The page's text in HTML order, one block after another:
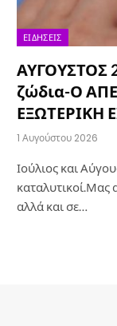
ΕΙΔΉΣΕΙΣ
ΑΥΓΟΥΣΤΟΣ
ζώδια-Ο
ΕΞΩΤΕΡΙΚΗ
1 Αυγούστου 2026
Ιούλιος και
καταλυτικοί.Μας
αλλά και σε…